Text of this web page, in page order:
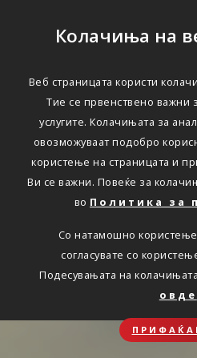
Колачиња на
Веб страницата користи
Тие се првенствено важни
услугите. Колачињата за
овозможуваат подобро
користење на страницата и
Ви се важни. Повеќе за
во Политика за
Со натамошно користење
согласувате со
Подесувањата на
овде